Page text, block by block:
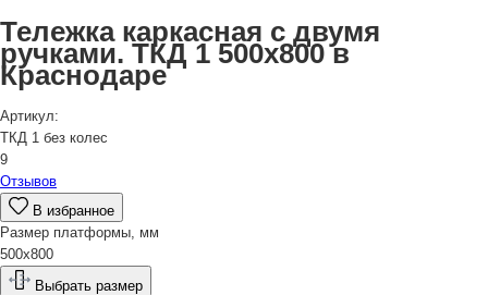
Тележка каркасная с двумя
ручками. ТКД 1 500х800 в
Краснодаре
Артикул:
ТКД 1 без колес
9
Отзывов
В избранное
Размер платформы, мм
500х800
Выбрать размер